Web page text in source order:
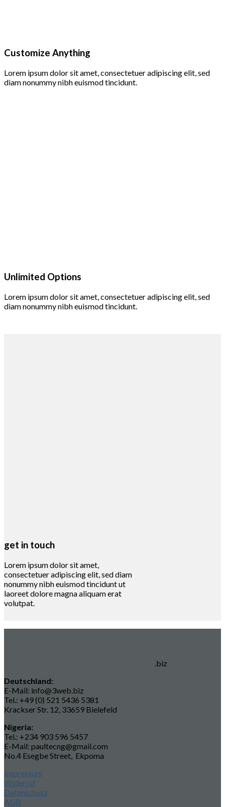
Customize Anything
Lorem ipsum dolor sit amet, consectetuer adipiscing elit, sed
diam nonummy nibh euismod tincidunt.
Unlimited Options
Lorem ipsum dolor sit amet, consectetuer adipiscing elit, sed
diam nonummy nibh euismod tincidunt.
get in touch
Lorem ipsum dolor sit amet,
consectetuer adipiscing elit, sed diam
nonummy nibh euismod tincidunt ut
laoreet dolore magna aliquam erat
volutpat.
.biz
Deutschland:
E-Mail: info@3web.biz
Tel.: +49 (0) 521 5436 5381
Krackser Str. 12, 33659 Bielefeld
Nigeria:
Tel.: +234 903 596 5457
E-Mail: paultecng@gmail.com
No.4 Esegbe Street, Ekpoma
Impressum
Widerruf
Datenschutz
AGB